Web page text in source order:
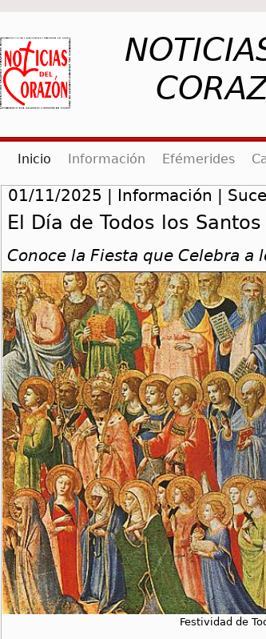
Inicio (current)
Información Efémerides
01/11/2025 | Información |
El Día de Todos los Santos
Conoce la Fiesta que Celebra a
Festividad de